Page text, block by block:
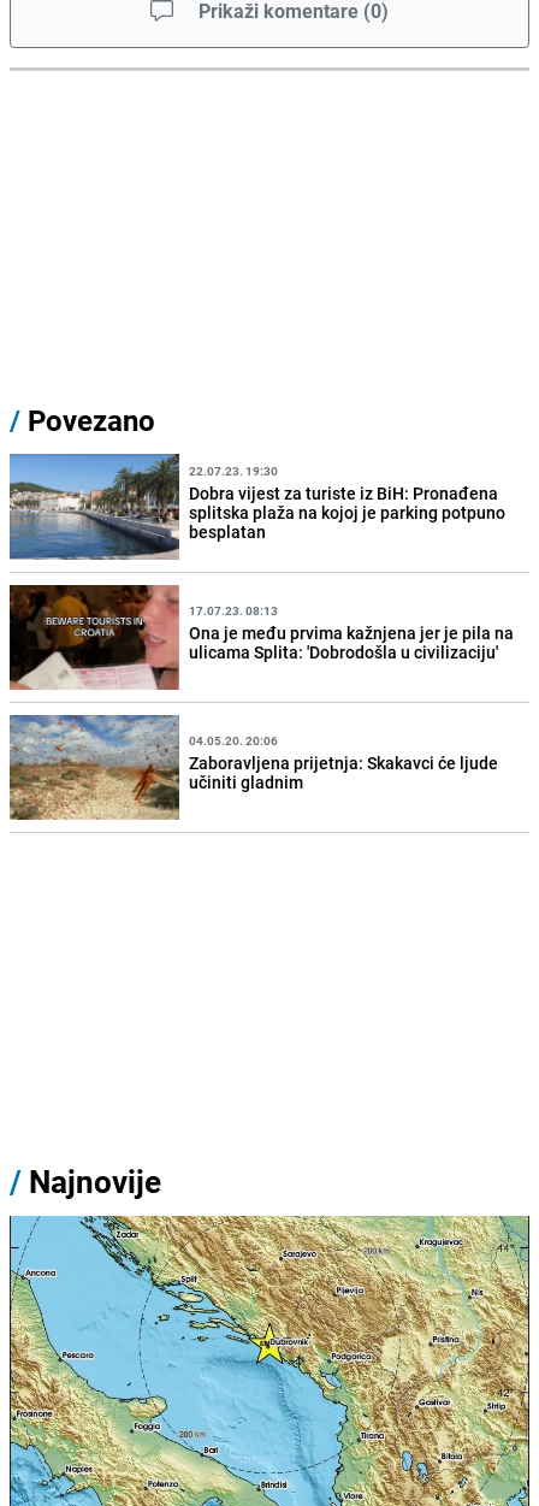
Prikaži komentare (0)
/ Povezano
22.07.23. 19:30
Dobra vijest za turiste iz BiH: Pronađena
splitska plaža na kojoj je parking potpuno
besplatan
17.07.23. 08:13
Ona je među prvima kažnjena jer je pila na
ulicama Splita: 'Dobrodošla u civilizaciju'
04.05.20. 20:06
Zaboravljena prijetnja: Skakavci će ljude
učiniti gladnim
/ Najnovije